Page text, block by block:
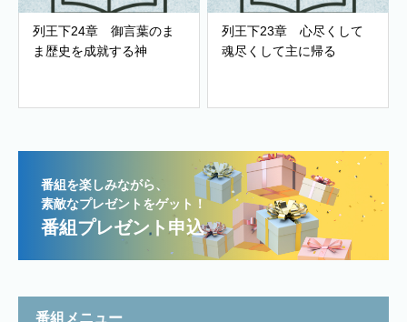
列王下24章 御言葉のま
ま歴史を成就する神
列王下23章 心尽くして
魂尽くして主に帰る
番組を楽しみながら、
素敵なプレゼントをゲット！
番組プレゼント申込
番組メニュー